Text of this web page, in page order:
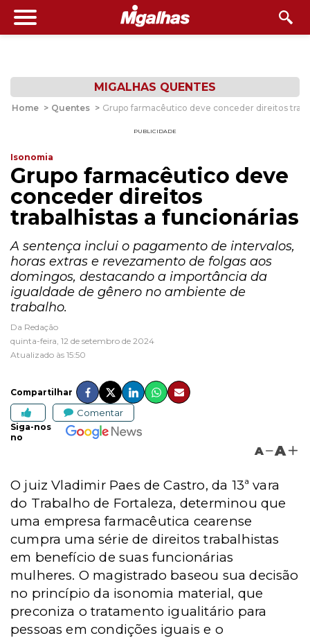
MIGALHAS QUENTES
Home > Quentes > Grupo farmacêutico deve conceder direitos
PUBLICIDADE
Isonomia
Grupo farmacêutico deve
conceder direitos
trabalhistas a funcionárias
A sentença inclui o pagamento de intervalos,
horas extras e revezamento de folgas aos
domingos, destacando a importância da
igualdade de gênero no ambiente de
trabalho.
Da Redação
quinta-feira, 12 de setembro de 2024
Atualizado às 15:50
Compartilhar
Comentar
Siga-nos
no
A A
O juiz Vladimir Paes de Castro, da 13ª vara
do Trabalho de Fortaleza, determinou que
uma empresa farmacêutica cearense
cumpra uma série de direitos trabalhistas
em benefício de suas funcionárias
mulheres. O magistrado baseou sua decisão
no princípio da isonomia material, que
preconiza o tratamento igualitário para
pessoas em condições iguais e o